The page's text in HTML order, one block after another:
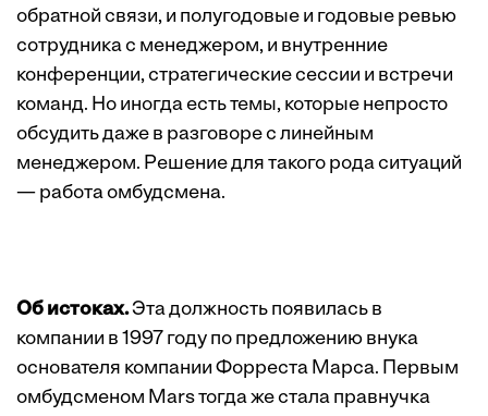
обратной связи, и полугодовые и годовые ревью
сотрудника с менеджером, и внутренние
конференции, стратегические сессии и встречи
команд. Но иногда есть темы, которые непросто
обсудить даже в разговоре с линейным
менеджером. Решение для такого рода ситуаций
— работа омбудсмена.
Об истоках.Эта должность появилась в
компании в 1997 году по предложению внука
основателя компании Форреста Марса. Первым
омбудсменом Mars тогда же стала правнучка